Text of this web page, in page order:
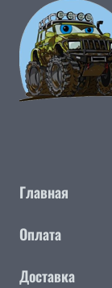
Главная
Оплата
Доставка